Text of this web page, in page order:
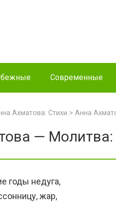
Современные
Ахматова: Стихи > Анна
— Молитва:
годы недуга,
жар,